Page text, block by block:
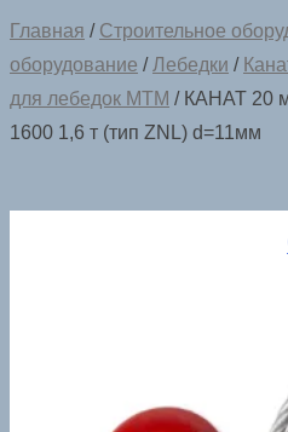
Главная / Строительное
оборудование / Лебедки /
для лебедок MTM / КАНАТ 20
1600 1,6 т (тип ZNL) d=11мм